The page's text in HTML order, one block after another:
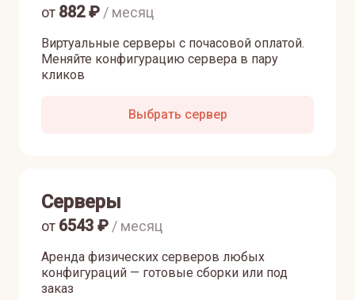
Виртуальные серверы с почасовой оплатой.
Меняйте конфигурацию сервера в пару
кликов
от 882₽ / месяц
Выбрать сервер
Серверы
Аренда физических серверов любых
конфигураций — готовые сборки или под
заказ
от 6543 ₽ / месяц